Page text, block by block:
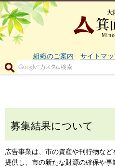
組織のご案内 サイトマ
募集結果について
広告事業は、市の資産や刊行物な
提供し、市の新たな財源の確保や